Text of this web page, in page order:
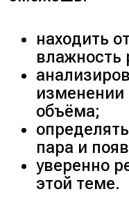
паров
воздуха
Выше
неверно.
Из
—
массу
находить
изменении
объёма;
пара и
уверенно
этой теме.